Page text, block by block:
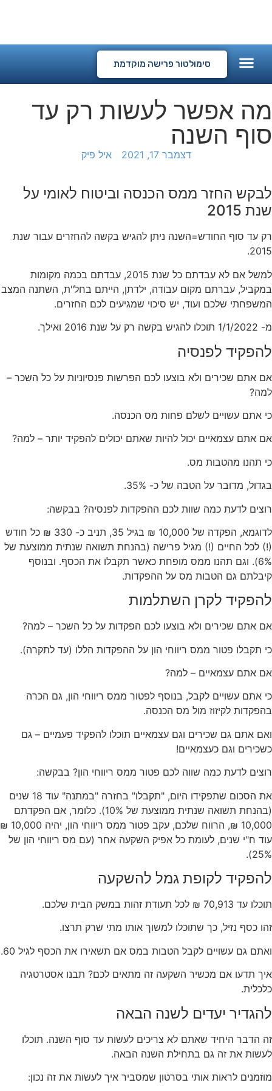
סימולטור פרישה מוקדמת
מה אפשר לעשות רק עד
סוף השנה
דצמבר 17, 2021 איל פיק
לבקש החזר ממס הכנסה וביטוח לאומי על
שנת 2015
רק עד סוף החודש=השנה ניתן להגיש בקשה להחזרים עבור שנת
2015.
למשל אם לא עבדתם כל שנת 2015, עבדתם בכמה מקומות
במקביל, עברתם מקום עבודה, ילדתן, הייתם בחל"ת, השתנה המצב
המשפחתי שלכם ועוד, יש סיכוי שמגיעים לכם החזרים.
מ- 1/1/2022 תוכלו להגיש בקשה רק על שנת 2016 ואילך.
להפקיד לפנסיה
אם אתם שכירים ולא בוצעו לכם הפרשות פנסיוניות על כל השכר –
למה?
כי אתם עשויים לשלם פחות מס הכנסה.
אם אתם עצמאיים יכול להיות שאתם יכולים להפקיד יותר – למה?
כי תהנו מהטבות מס.
בגדול, מדובר על הטבה של כ- 35%.
רוצים לדעת כמה שוות לכם ההפקדות לפנסיה? בבקשה:
לדוגמא, הפקדה של 10,000 ₪ בגיל 35, תניב כ- 330 ₪ כל חודש
(!) לכל החיים (!) מגיל פרישה (בהנחת תשואה שנתית ממוצעת של
6%). וגם תהנו ממס מופחת כאשר תקבלו את הכסף. ובנוסף
קיבלתם גם הטבות מס על ההפקדות.
להפקיד לקרן השתלמות
אם אתם שכירים ולא בוצעו לכם הפקדות על כל השכר – למה?
כי תקבלו פטור ממס ריווחי הון על ההפקדות הללו (עד לתקרה).
אם אתם עצמאיים – למה?
כי אתם עשויים לקבל, בנוסף לפטור ממס ריווחי הון, גם הכרה
בהפקדות לקיזוז מול מס הכנסה.
ואם אתם גם שכירים וגם עצמאיים תוכלו להפקיד פעמיים – גם
כשכירים וגם כעצמאיים!
רוצים לדעת כמה שווה לכם פטור ממס ריווחי הון? בבקשה:
את הסכום שתפקידו היום, "תקבלו" בחזרה "במתנה" עוד 18 שנים
(בהנחת תשואה שנתית ממוצעת של 10%). כלומר, אם הפקדתם
10,000 ₪, הרווח שלכם, עקב פטור ממס ריווחי הון, יהיה 10,000 ₪
עוד ח"י שנים, לעומת כל אפיק השקעה אחר (עם מס ריווחי הון של
25%).
להפקיד לקופת גמל להשקעה
תוכלו עד 70,913 ₪ לכל תעודת זהות במשק הבית שלכם.
זהו כסף נזיל, כך שתוכלו למשוך אותו מתי שרק תרצו.
ואתם גם עשויים לקבל הטבות במס אם תשאירו את הכסף לגיל 60.
איך תדעו אם מכשיר השקעה זה מתאים לכם? תבנו אסטרטגיה
כלכלית.
להגדיר יעדים לשנה הבאה
זה הדבר היחיד שאתם לא צריכים לעשות עד סוף השנה. תוכלו
לעשות את זה גם בתחילת השנה הבאה.
מוזמנים לראות אותי בסרטון שמסביר איך לעשות את זה נכון: